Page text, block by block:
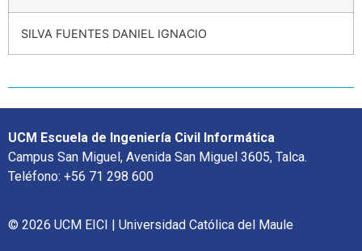
SILVA FUENTES DANIEL IGNACIO
UCM Escuela de Ingeniería Civil Informática
Campus San Miguel, Avenida San Miguel 3605, Talca.
Teléfono: +56 71 298 600
© 2026 UCM EICI | Universidad Católica del Maule